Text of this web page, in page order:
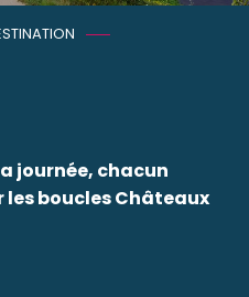
journée, chacun
boucles Châteaux
aux